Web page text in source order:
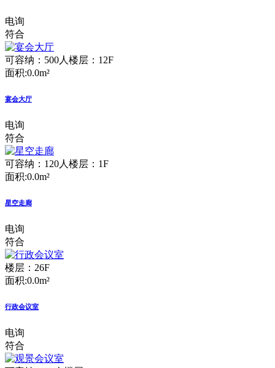
电询
符合
可容纳：500人 楼层：12F
面积:0.0m²
宴会大厅
电询
符合
可容纳：120人 楼层：1F
面积:0.0m²
星空走廊
电询
符合
楼层：26F
面积:0.0m²
行政会议室
电询
符合